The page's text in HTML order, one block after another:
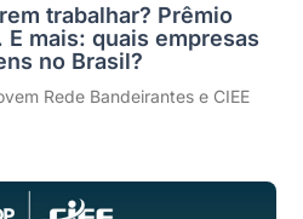
trabalhar? Prêmio
E mais: quais empresas
no Brasil?
Rede Bandeirantes e CIEE